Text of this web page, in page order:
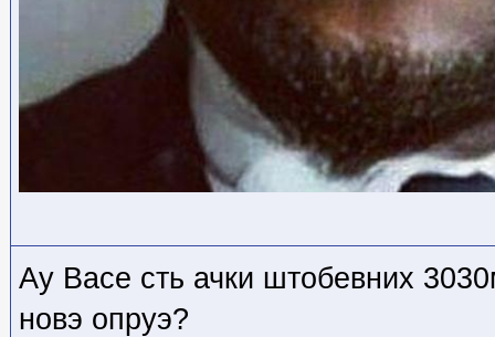
Ау Васе сть ачки штобевних
новэ опруэ?